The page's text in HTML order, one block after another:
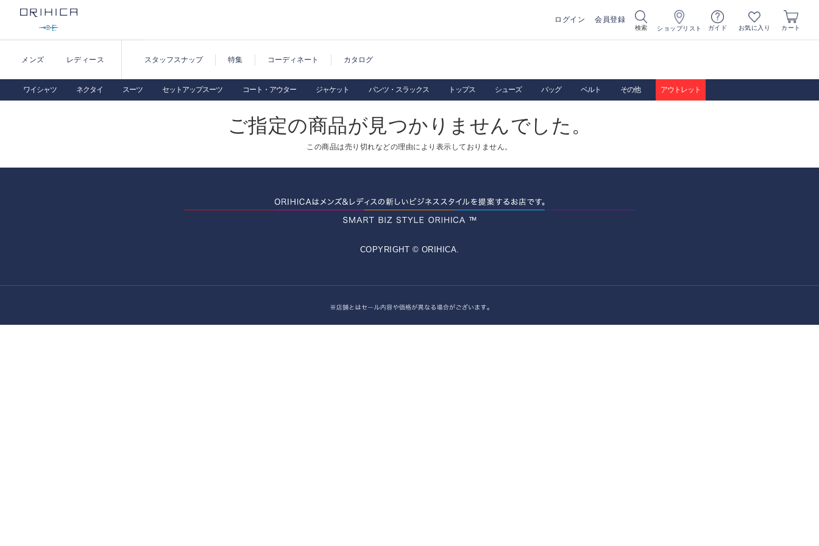
ログイン 会員登録
検索 ショップリスト ガイド お気に入り カート
メンズ レディース スタッフスナップ 特集 コーディネート カタログ
ワイシャツ ネクタイ スーツ セットアップスーツ コート・アウター ジャケット パンツ・スラックス トップス シューズ バッグ ベルト その他 アウトレット
ご指定の商品が見つかりませんでした。
この商品は売り切れなどの理由により表示しておりません。
COPYRIGHT © ORIHICA.